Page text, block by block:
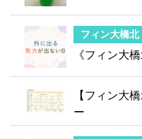
フィン大橋北
《フィン大
【フィン大
ー